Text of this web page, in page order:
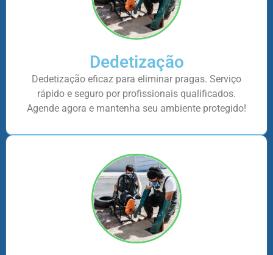
Dedetização
Dedetização eficaz para eliminar pragas. Serviço
rápido e seguro por profissionais qualificados.
Agende agora e mantenha seu ambiente protegido!